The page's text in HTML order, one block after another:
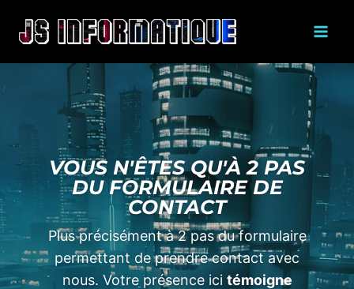
VOUS N'ÊTES QU'À 2 PAS
DU FORMULAIRE DE
CONTACT
Plus précisément à 2 pas du formulaire
permettant de prendre contact avec
nous. Votre présence ici témoigne